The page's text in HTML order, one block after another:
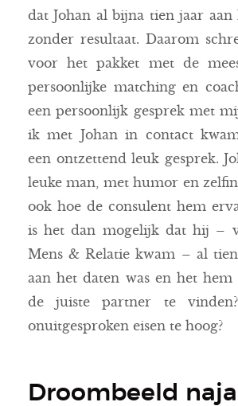
dat Johan al bijna tien jaar aan
zonder resultaat. Daarom
voor het pakket met de
persoonlijke matching en
een persoonlijk gesprek met
ik met Johan in contact
een ontzettend leuk gesprek.
leuke man, met humor en
ook hoe de consulent hem
is het dan mogelijk dat hij –
Mens & Relatie kwam – al
aan het daten was en het
de juiste partner te
onuitgesproken eisen te hoog?
Droombeeld